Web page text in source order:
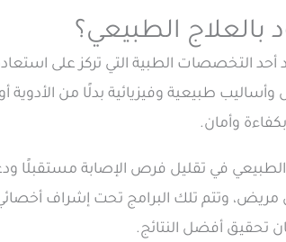
بالعلاج الطبيعي؟
أحد التخصصات الطبية التي تركز على
وأساليب طبيعية وفيزيائية بدلًا من
وأمان.
في تقليل فرص الإصابة مستقبلًا
وتتم تلك البرامج تحت إشراف
تحقيق أفضل النتائج.